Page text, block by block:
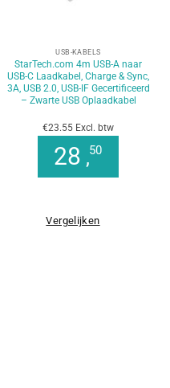
USB-KABELS
StarTech.com 4m USB-A naar
USB-C Laadkabel, Charge & Sync,
3A, USB 2.0, USB-IF Gecertificeerd
– Zwarte USB Oplaadkabel
€23.55 Excl. btw
28 ,50
Vergelijken